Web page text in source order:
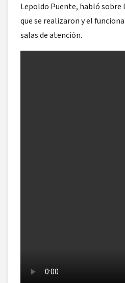
Lepoldo Puente, habló sobre
que se realizaron y el
salas de atención.